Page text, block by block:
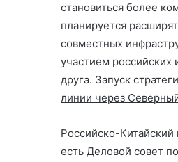
становиться более
планируется
совместных
участием российских
друга. Запуск
линии через
Российско-
есть Деловой совет